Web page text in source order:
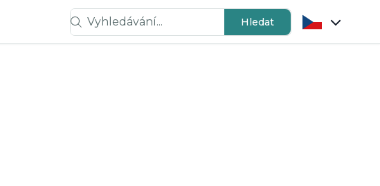
Vyhledávání...
Hledat